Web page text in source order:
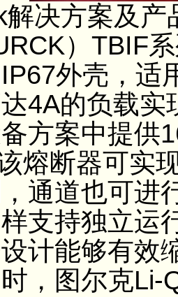
方案及产
）TBIF
外壳，适
4A的负载
方案中提供
熔断器可实
通道也可进
支持独立运
计能够有效
图尔克Li-